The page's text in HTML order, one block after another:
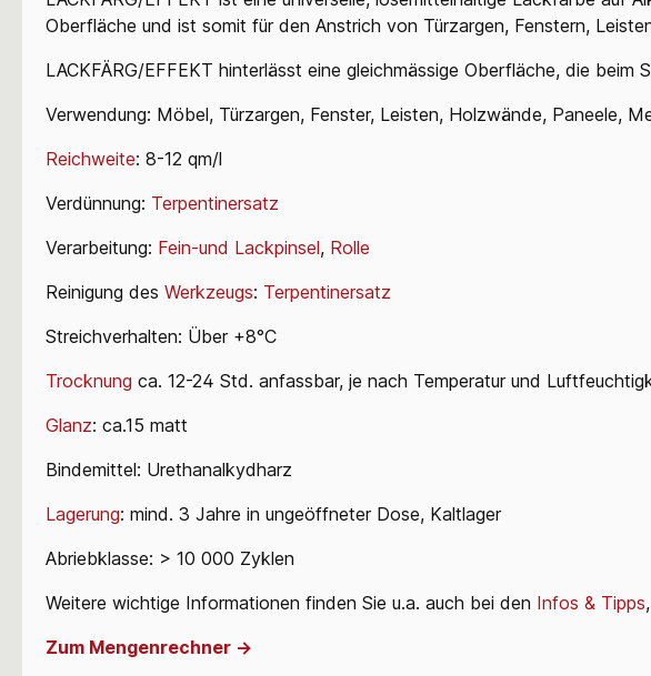
Oberfläche und ist somit für den Anstrich von Türzargen, Fenstern,
LACKFÄRG/EFFEKT hinterlässt eine gleichmässige Oberfläche, die beim
Verwendung: Möbel, Türzargen, Fenster, Leisten, Holzwände, Paneele,
Reichweite: 8-12 qm/l
Verdünnung: Terpentinersatz
Verarbeitung: Fein-und Lackpinsel, Rolle
Reinigung des Werkzeugs: Terpentinersatz
Streichverhalten: Über +8°C
Trocknung ca. 12-24 Std. anfassbar, je nach Temperatur und
Glanz: ca.15 matt
Bindemittel: Urethanalkydharz
Lagerung: mind. 3 Jahre in ungeöffneter Dose, Kaltlager
Abriebklasse: > 10 000 Zyklen
Weitere wichtige Informationen finden Sie u.a. auch bei den Infos & Tipps
Zum Mengenrechner ->